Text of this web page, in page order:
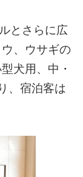
とさらに広
、ウサギの
犬用、中・
、宿泊客は